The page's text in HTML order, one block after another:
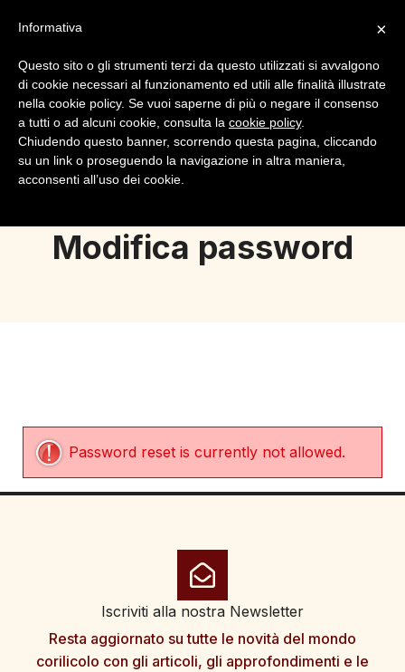
Login Registrazione
Modifica password
Password reset is currently not allowed.
Iscriviti alla nostra Newsletter
Resta aggiornato su tutte le novità del mondo
corilicolo con gli articoli, gli approfondimenti e le
×
Informativa
Questo sito o gli strumenti terzi da questo utilizzati si avvalgono
di cookie necessari al funzionamento ed utili alle finalità illustrate
nella cookie policy. Se vuoi saperne di più o negare il consenso
a tutti o ad alcuni cookie, consulta la cookie policy.
Chiudendo questo banner, scorrendo questa pagina, cliccando
su un link o proseguendo la navigazione in altra maniera,
acconsenti all’uso dei cookie.